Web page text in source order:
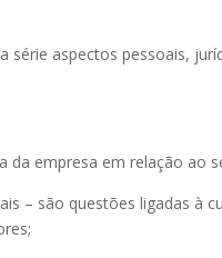
aspectos pessoais,
da empresa em relação ao
– são questões ligadas à